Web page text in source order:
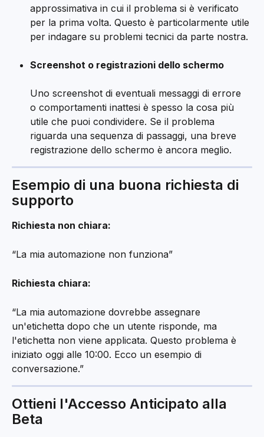
approssimativa in cui il problema si è verificato
per la prima volta. Questo è particolarmente utile
per indagare su problemi tecnici da parte nostra.
Screenshot o registrazioni dello schermo
Uno screenshot di eventuali messaggi di errore
o comportamenti inattesi è spesso la cosa più
utile che puoi condividere. Se il problema
riguarda una sequenza di passaggi, una breve
registrazione dello schermo è ancora meglio.
Esempio di una buona richiesta di
supporto
Richiesta non chiara:
“La mia automazione non funziona”
Richiesta chiara:
“La mia automazione dovrebbe assegnare
un'etichetta dopo che un utente risponde, ma
l'etichetta non viene applicata. Questo problema è
iniziato oggi alle 10:00. Ecco un esempio di
conversazione.”
Ottieni l'Accesso Anticipato alla
Beta